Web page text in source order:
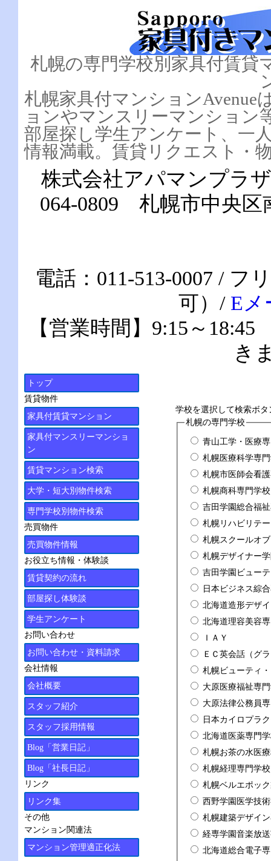
札幌の専門学校別家具付賃
札幌家具付マンションAvenue
ョンやマンスリーマンション
部屋探し学生アンケート、一
情報満載。賃貸リクエスト・
株式会社アパマンプラ
064-0809 札幌市中央
電話：011-513-0007 / フ
可）/ Eメ
【営業時間】9:15～
き
トップ
賃貸物件
家具付賃貸マンション
家具付マンスリーマンショ
ン
賃貸マンション検索
大学・短大別物件検索
専門学校別物件検索
売買物件
売買物件情報
お役立ち情報・体験談
賃貸契約の流れ
部屋探し体験談
学生アンケート
お問い合わせ
お問い合わせ・資料請求
会社情報
会社概要
スタッフ紹介
スタッフ採用情報
Blog「営業日記」
Blog「社長日記」
リンク
リンク集
その他
マンション関連法
マンション管理適正化法
学校を選択して検索ボ
札幌の専門学校
青山工学・医療
札幌医療科学専
札幌市医師会看
札幌商科専門学校
吉田学園総合福
札幌リハビリテ
札幌スクールオ
札幌デザイナー
吉田学園ビュー
日本ビジネス綜
北海道造形デザ
北海道理容美容
ＩＡＹ
ＥＣ英会話（グ
札幌ビューティ
大原医療福祉専
大原法律公務員
日本カイロプラ
北海道医薬専門
札幌お茶の水医
札幌経理専門学校
札幌ベルエポッ
西野学園医学技
札幌建築デザイ
経専学園音楽放
北海道総合電子